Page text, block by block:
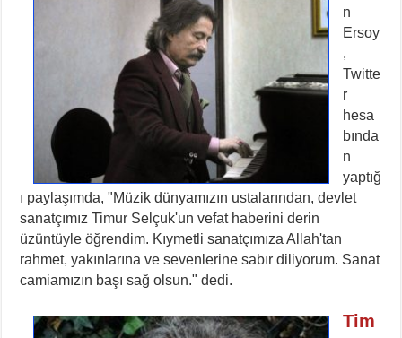
n
Ersoy
,
Twitte
r
hesa
bında
n
yaptığ
ı paylaşımda, "Müzik dünyamızın ustalarından, devlet
sanatçımız Timur Selçuk'un vefat haberini derin
üzüntüyle öğrendim. Kıymetli sanatçımıza Allah'tan
rahmet, yakınlarına ve sevenlerine sabır diliyorum. Sanat
camiamızın başı sağ olsun." dedi.
Tim